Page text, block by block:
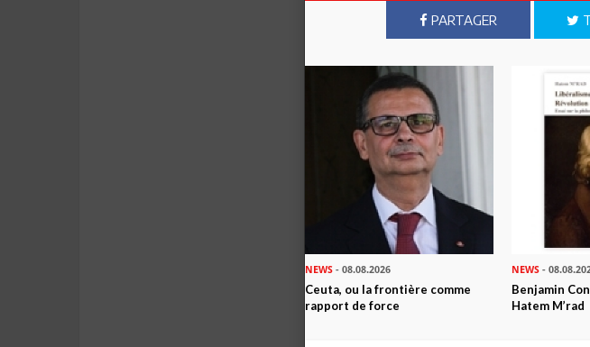
PARTAGER
NEWS - 08.08.2026
Ceuta, ou la frontière comme
rapport de force
NEWS -
Benjamin
Hatem M’rad